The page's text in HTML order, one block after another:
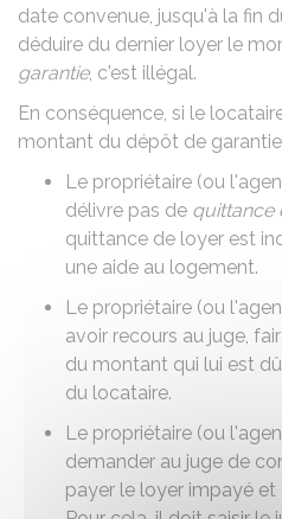
date convenue, jusqu'à la fin
déduire du dernier loyer le
garantie, c'est illégal.
En conséquence, si le
montant du dépôt de garantie
Le propriétaire (ou
délivre pas de quittance
quittance de loyer est
une aide au logement.
Le propriétaire (ou
avoir recours au juge,
du montant qui lui est
du locataire.
Le propriétaire (ou
demander au juge de
payer le loyer impayé et